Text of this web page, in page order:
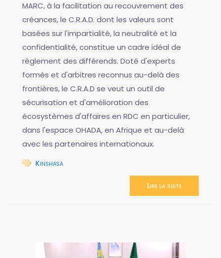
MARC, à la facilitation au recouvrement des
créances, le C.R.A.D. dont les valeurs sont
basées sur l'impartialité, la neutralité et la
confidentialité, constitue un cadre idéal de
règlement des différends. Doté d'experts
formés et d'arbitres reconnus au-delà des
frontières, le C.R.A.D se veut un outil de
sécurisation et d'amélioration des
écosystèmes d'affaires en RDC en particulier,
dans l'espace OHADA, en Afrique et au-delà
avec les partenaires internationaux.
Kinshasa
Lire la suite